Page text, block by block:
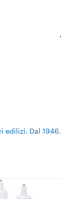
edilizi. Dal 1946.